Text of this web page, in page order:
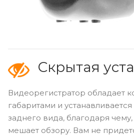
Скрытая
Видеорегистратор обладает
габаритами и
заднего вида, благодаря
мешает обзору. Вам не